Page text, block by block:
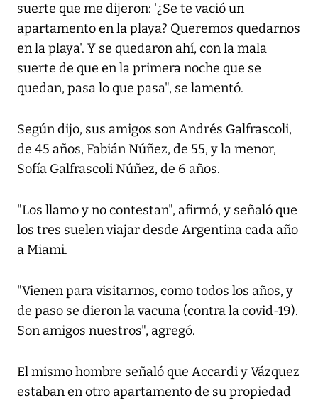
suerte que me dijeron: '¿Se te vació un
apartamento en la playa? Queremos quedarnos
en la playa'. Y se quedaron ahí, con la mala
suerte de que en la primera noche que se
quedan, pasa lo que pasa", se lamentó.
Según dijo, sus amigos son Andrés Galfrascoli,
de 45 años, Fabián Núñez, de 55, y la menor,
Sofía Galfrascoli Núñez, de 6 años.
"Los llamo y no contestan", afirmó, y señaló que
los tres suelen viajar desde Argentina cada año
a Miami.
"Vienen para visitarnos, como todos los años, y
de paso se dieron la vacuna (contra la covid-19).
Son amigos nuestros", agregó.
El mismo hombre señaló que Accardi y Vázquez
estaban en otro apartamento de su propiedad